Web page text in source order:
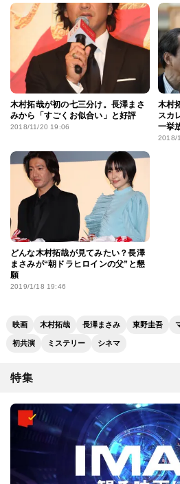
木村拓哉が初の七三分け。長澤まさ
みから「すごくお似合い」と好評
2018/11/20 19:06
木村
スカ
一挙
2018/
どんな木村拓哉が見てみたい？長澤
まさみが“朝ドラヒロインの父”と懇
願
2019/1/18 19:46
映画 木村拓哉 長澤まさみ 東野圭吾
初共演 ミステリー シネマ
特集